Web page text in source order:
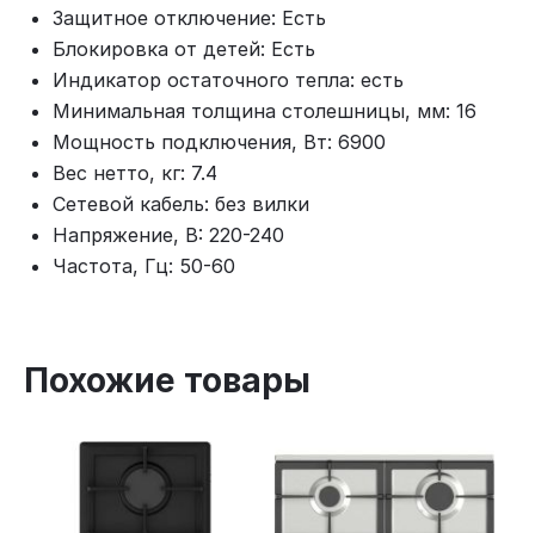
Защитное отключение: Есть
Блокировка от детей: Есть
Индикатор остаточного тепла: есть
Минимальная толщина столешницы, мм: 16
Мощность подключения, Вт: 6900
Вес нетто, кг: 7.4
Сетевой кабель: без вилки
Напряжение, В: 220-240
Частота, Гц: 50-60
Похожие товары